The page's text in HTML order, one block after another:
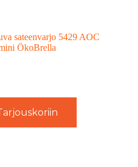
sateenvarjo 5429 AOC
ÖkoBrella